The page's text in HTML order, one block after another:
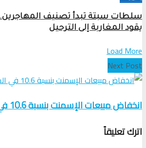
سلطات سبتة تبدأ تصنيف
يقود المغاربة إلى الترحيل
Load More
Next Post
انخفاض مبيعات الإسمنت بنسبة 10.6 في المائة عام 2022
اترك تعليقاً